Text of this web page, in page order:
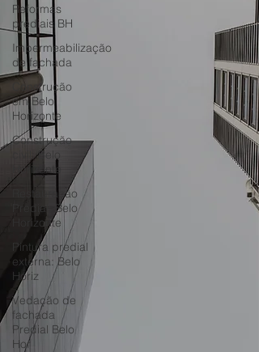
Reformas
prediais BH
Impermeabilização
de fachada
Construção
em Belo
Horizonte
Construção
civil: Belo
Horizonte
Restauração
Predial: Belo
Horizonte
Pintura predial
externa: Belo
Horiz
Vedação de
fachada
Predial Belo
Hor